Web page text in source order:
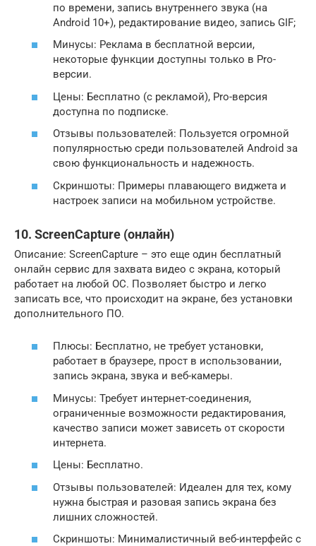
по времени, запись внутреннего звука (на
Android 10+), редактирование видео, запись GIF;
Минусы: Реклама в бесплатной версии,
некоторые функции доступны только в Pro-
версии.
Цены: Бесплатно (с рекламой), Pro-версия
доступна по подписке.
Отзывы пользователей: Пользуется огромной
популярностью среди пользователей Android за
свою функциональность и надежность.
Скриншоты: Примеры плавающего виджета и
настроек записи на мобильном устройстве.
10. ScreenCapture (онлайн)
Описание: ScreenCapture – это еще один бесплатный
онлайн сервис для захвата видео с экрана, который
работает на любой ОС. Позволяет быстро и легко
записать все, что происходит на экране, без установки
дополнительного ПО.
Плюсы: Бесплатно, не требует установки,
работает в браузере, прост в использовании,
запись экрана, звука и веб-камеры.
Минусы: Требует интернет-соединения,
ограниченные возможности редактирования,
качество записи может зависеть от скорости
интернета.
Цены: Бесплатно.
Отзывы пользователей: Идеален для тех, кому
нужна быстрая и разовая запись экрана без
лишних сложностей.
Скриншоты: Минималистичный веб-интерфейс с